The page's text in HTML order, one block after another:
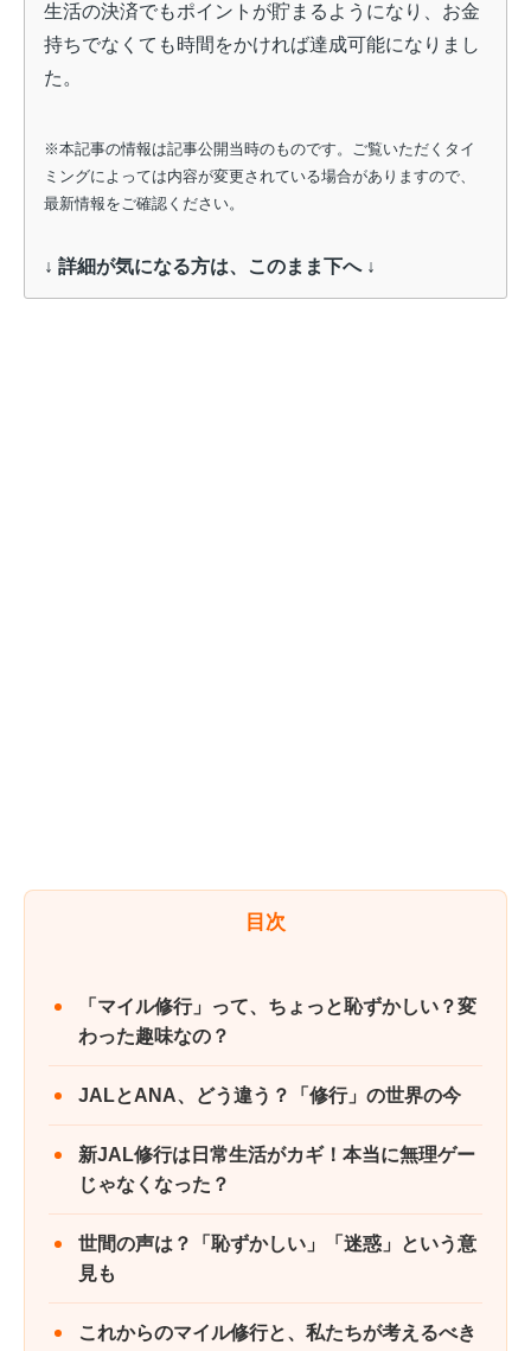
生活の決済でもポイントが貯まるようになり、お金
持ちでなくても時間をかければ達成可能になりまし
た。
※本記事の情報は記事公開当時のものです。ご覧いただくタイ
ミングによっては内容が変更されている場合がありますので、
最新情報をご確認ください。
↓ 詳細が気になる方は、このまま下へ ↓
目次
「マイル修行」って、ちょっと恥ずかしい？変
わった趣味なの？
JALとANA、どう違う？「修行」の世界の今
新JAL修行は日常生活がカギ！本当に無理ゲー
じゃなくなった？
世間の声は？「恥ずかしい」「迷惑」という意
見も
これからのマイル修行と、私たちが考えるべき